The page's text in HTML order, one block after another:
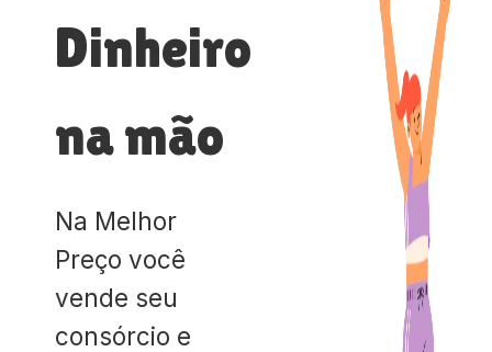
Dinheiro
na mão
Na Melhor
Preço você
vende seu
consórcio e